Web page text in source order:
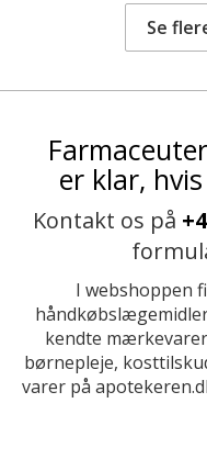
Se
er klar,
Kontakt os på
I webshoppen
kendte
børnepleje,
varer på